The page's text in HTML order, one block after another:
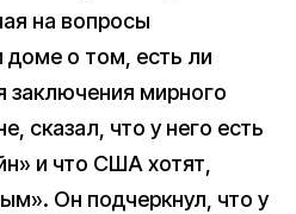
на вопросы
о том, есть ли
заключения мирного
сказал, что у него есть
и что США хотят,
Он подчеркнул, что у